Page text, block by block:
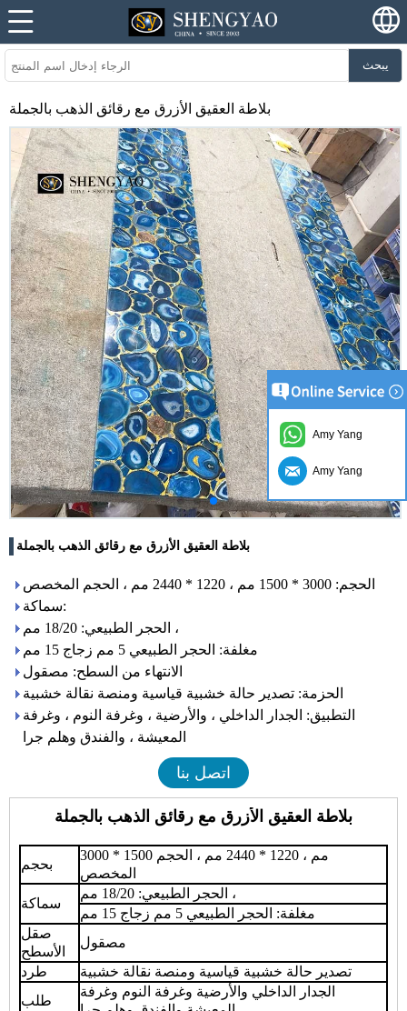
يبحث
بلاطة العقيق الأزرق مع رقائق الذهب بالجملة
بلاطة العقيق الأزرق مع رقائق الذهب بالجملة
الحجم: 3000 * 1500 مم ، 1220 * 2440 مم ، الحجم المخصص
سماكة:
الحجر الطبيعي: 18/20 مم ،
مغلفة: الحجر الطبيعي 5 مم زجاج 15 مم
الانتهاء من السطح: مصقول
الحزمة: تصدير حالة خشبية قياسية ومنصة نقالة خشبية
التطبيق: الجدار الداخلي ، والأرضية ، وغرفة النوم ، وغرفة
المعيشة ، والفندق وهلم جرا
اتصل بنا
بلاطة العقيق الأزرق مع رقائق الذهب بالجملة
بحجم
3000 * 1500 مم ، 1220 * 2440 مم ، الحجم
المخصص
سماكة
الحجر الطبيعي: 18/20 مم ،
مغلفة: الحجر الطبيعي 5 مم زجاج 15 مم
صقل
الأسطح
مصقول
طرد
تصدير حالة خشبية قياسية ومنصة نقالة خشبية
طلب
الجدار الداخلي والأرضية وغرفة النوم وغرفة
Amy Yang
Amy Yang